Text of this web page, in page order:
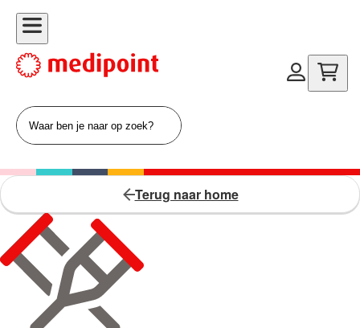
Terug naar home